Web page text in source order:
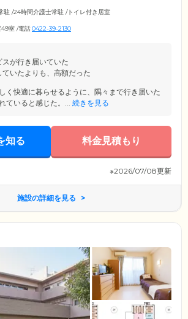
るホームづくりを実施。お一人おひとりのお声に耳を
要支援・要介護認定を受けた方から介護の必要がない自
駐 /24時間介護士常駐 /トイレ付き居室
49室 /電話0422-39-2130
スが行き届いていた
ていたよりも、高額だった
く快適に暮らせるように、隅々まで行き届いた
ていると感じた。... 続きを見る
知る 料金見積もり
※2026/07/08更新
施設の詳細を見る